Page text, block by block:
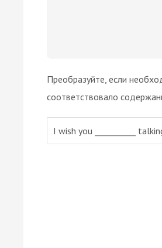
Преобразуйте, если
соответствовало
I wish you __________